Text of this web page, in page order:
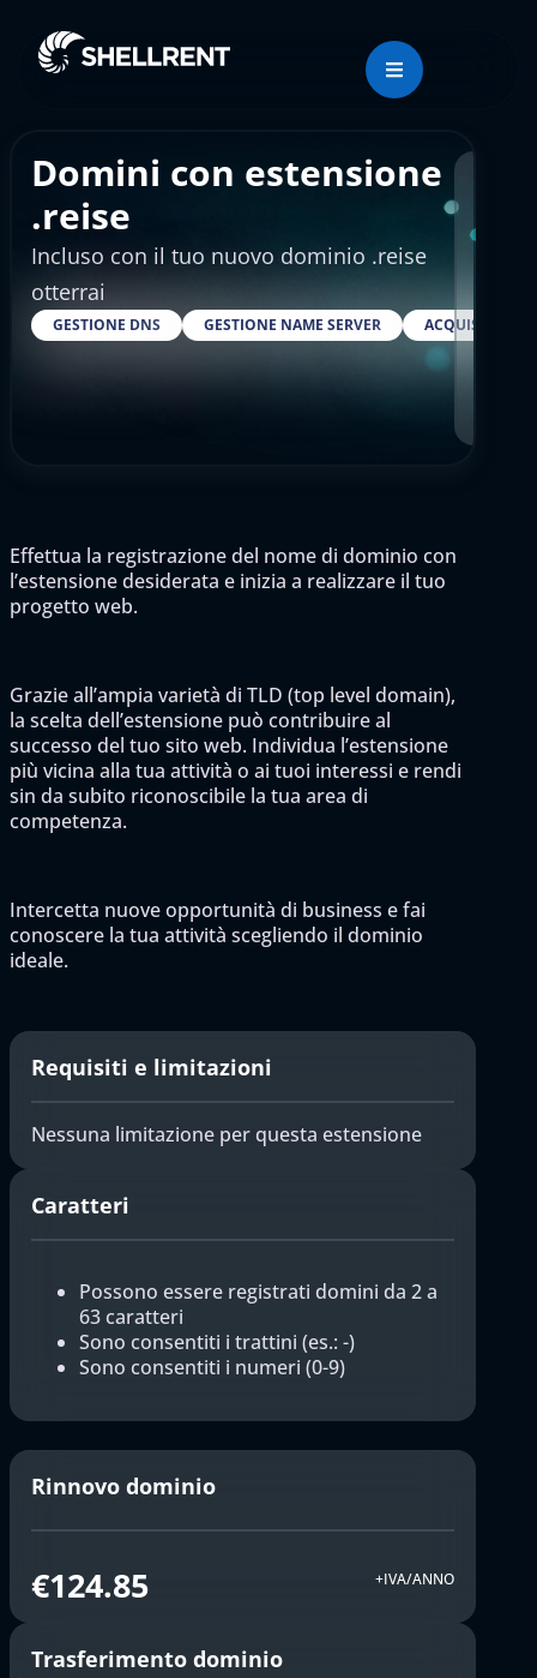
Domini con estensione
.reise
Incluso con il tuo nuovo dominio .reise
otterrai
GESTIONE DNS GESTIONE NAME SERVER ACQUISTARE
Effettua la registrazione del nome di dominio con
l’estensione desiderata e inizia a realizzare il tuo
progetto web.
Grazie all’ampia varietà di TLD (top level domain),
la scelta dell’estensione può contribuire al
successo del tuo sito web. Individua l’estensione
più vicina alla tua attività o ai tuoi interessi e rendi
sin da subito riconoscibile la tua area di
competenza.
Intercetta nuove opportunità di business e fai
conoscere la tua attività scegliendo il dominio
ideale.
Requisiti e limitazioni
Nessuna limitazione per questa estensione
Caratteri
Possono essere registrati domini da 2 a
63 caratteri
Sono consentiti i trattini (es.: -)
Sono consentiti i numeri (0-9)
Rinnovo dominio
€124.85 +IVA/ANNO
Trasferimento dominio